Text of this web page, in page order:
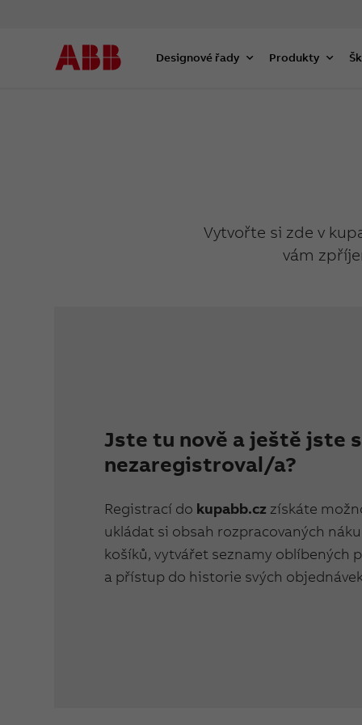
Designové řady Produkty
Vytvořte si zde v
vám
Jste tu nově a ještě jste
nezaregistroval/a?
Registrací do kupabb.cz získáte
ukládat si obsah rozpracovaných
košíků, vytvářet seznamy oblíbených
a přístup do historie svých